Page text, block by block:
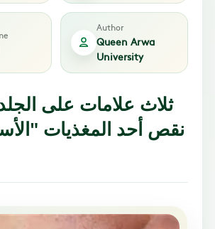
Author
Queen Arwa
University
ثلاث علامات على
نقص أحد المغذيات